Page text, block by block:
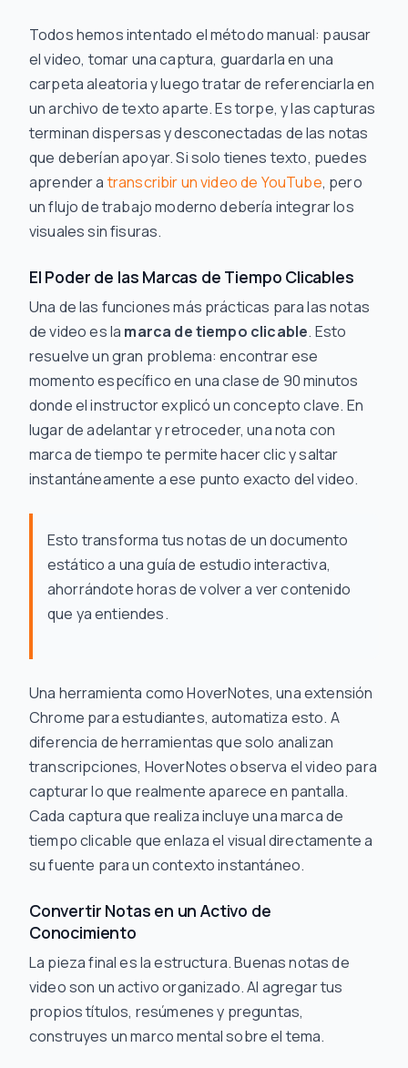
Todos hemos intentado el método manual: pausar
el video, tomar una captura, guardarla en una
carpeta aleatoria y luego tratar de referenciarla en
un archivo de texto aparte. Es torpe, y las capturas
terminan dispersas y desconectadas de las notas
que deberían apoyar. Si solo tienes texto, puedes
aprender a transcribir un video de YouTube, pero
un flujo de trabajo moderno debería integrar los
visuales sin fisuras.
El Poder de las Marcas de Tiempo Clicables
Una de las funciones más prácticas para las notas
de video es la marca de tiempo clicable. Esto
resuelve un gran problema: encontrar ese
momento específico en una clase de 90 minutos
donde el instructor explicó un concepto clave. En
lugar de adelantar y retroceder, una nota con
marca de tiempo te permite hacer clic y saltar
instantáneamente a ese punto exacto del video.
Esto transforma tus notas de un documento
estático a una guía de estudio interactiva,
ahorrándote horas de volver a ver contenido
que ya entiendes.
Una herramienta como HoverNotes, una extensión
Chrome para estudiantes, automatiza esto. A
diferencia de herramientas que solo analizan
transcripciones, HoverNotes observa el video para
capturar lo que realmente aparece en pantalla.
Cada captura que realiza incluye una marca de
tiempo clicable que enlaza el visual directamente a
su fuente para un contexto instantáneo.
Convertir Notas en un Activo de
Conocimiento
La pieza final es la estructura. Buenas notas de
video son un activo organizado. Al agregar tus
propios títulos, resúmenes y preguntas,
construyes un marco mental sobre el tema.